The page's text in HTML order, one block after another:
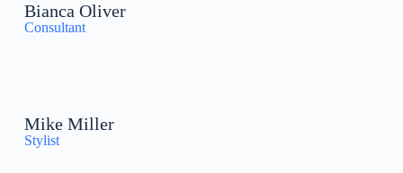
Bianca Oliver
Consultant
Mike Miller
Stylist